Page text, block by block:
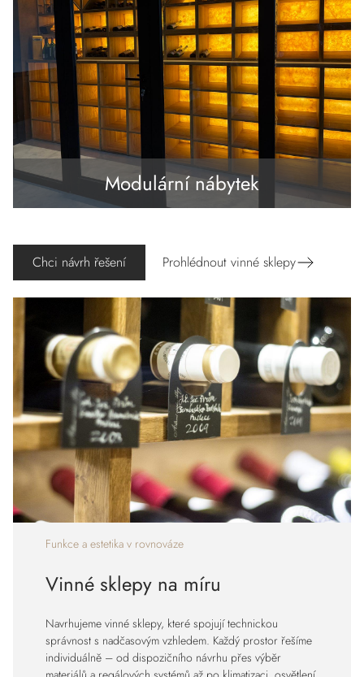
Modulární nábytek
Chci návrh řešení Prohlédnout vinné sklepy
Funkce a estetika v rovnováze
Vinné sklepy na míru
Navrhujeme vinné sklepy, které spojují technickou
správnost s nadčasovým vzhledem. Každý prostor řešíme
individuálně – od dispozičního návrhu přes výběr